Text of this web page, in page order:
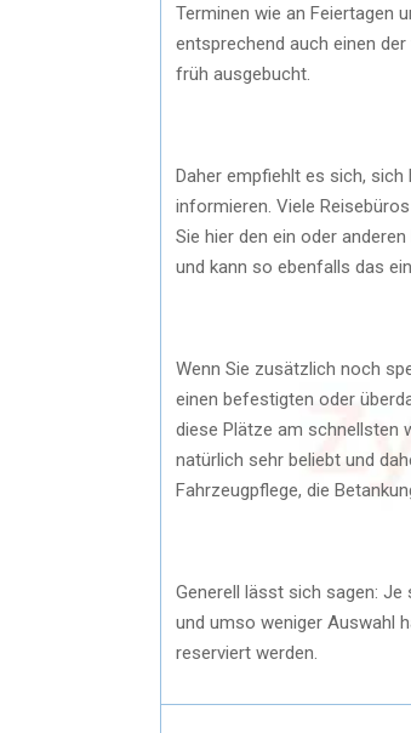
Terminen wie an Feiertagen
entsprechend auch einen
früh ausgebucht.
Daher empfiehlt es sich,
informieren. Viele
Sie hier den ein oder
und kann so ebenfalls das
Wenn Sie zusätzlich noch
einen befestigten oder
diese Plätze am schnellsten
natürlich sehr beliebt und
Fahrzeugpflege, die
Generell lässt sich sagen:
und umso weniger Auswahl
reserviert werden.